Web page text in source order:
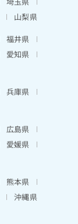
山梨県
福井県
愛知県
兵庫県
広島県
愛媛県
熊本県
沖縄県